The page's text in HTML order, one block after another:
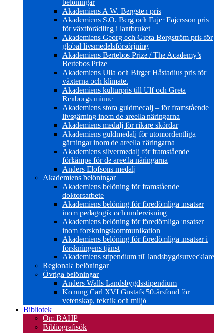
belöningar
Akademiens A.W. Bergsten pris
Akademiens S.O. Berg och Fajer Fajersson pris
för växtförädling i lantbruket
Akademiens Georg och Greta Borgström pris för
global livsmedelsförsörjning
Akademiens Bertebos Prize / The Academy’s
Bertebos Prize
Akademiens Ulla och Birger Håstadius pris för
växterna och klimatet
Akademiens kulturpris till Ulf och Greta
Renborgs minne
Akademiens stora guldmedalj – för framstående
livsgärning inom de areella näringarna
Akademiens medalj för rikare skördar
Akademiens guldmedalj för utomordentliga
gärningar inom de areella näringarna
Akademiens silvermedalj för framstående
förkämpe för de areella näringarna
Anders Elofsons medalj
Akademiens belöningar
Akademiens belöning för framstående
doktorsarbete
Akademiens belöning för föredömliga insatser
inom pedagogik och undervisning
Akademiens belöning för föredömliga insatser
inom forskningskommunikation
Akademiens belöning för föredömliga insatser i
forskningens tjänst
Akademiens stipendium till landsbygdsutvecklare
Regionala belöningar
Övriga belöningar
Anders Walls Landsbygdsstipendium
Konung Carl XVI Gustafs 50-årsfond för
vetenskap, teknik och miljö
Bibliotek
Om BAHP
Bibliografisök